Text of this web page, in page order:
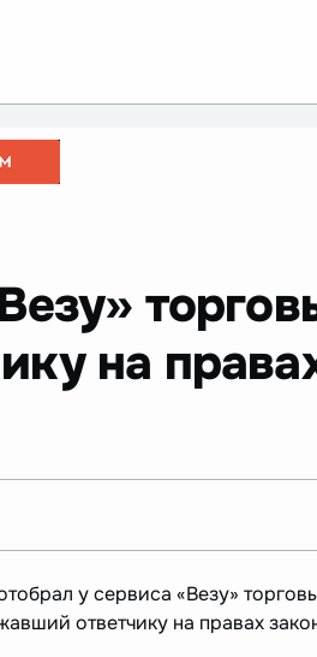
на
у сервиса «Везу»
ответчику на правах